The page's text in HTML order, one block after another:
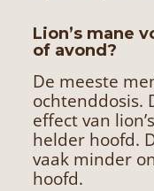
Lion’s mane
of avond?
De meeste
ochtenddosis.
effect van
helder hoofd.
vaak minder
hoofd.